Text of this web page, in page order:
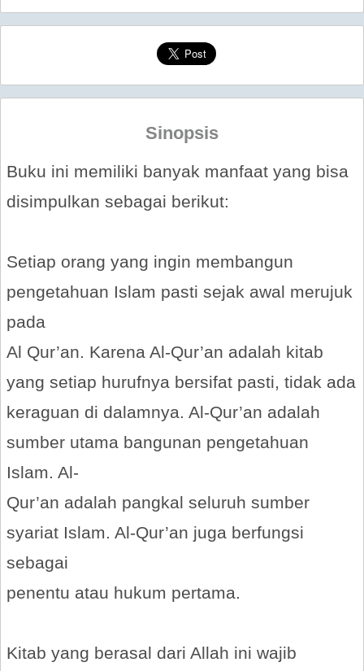
Sinopsis
Buku ini memiliki banyak manfaat yang bisa
disimpulkan sebagai berikut:
Setiap orang yang ingin membangun
pengetahuan Islam pasti sejak awal merujuk
pada
Al Qur’an. Karena Al-Qur’an adalah kitab
yang setiap hurufnya bersifat pasti, tidak ada
keraguan di dalamnya. Al-Qur’an adalah
sumber utama bangunan pengetahuan
Islam. Al-
Qur’an adalah pangkal seluruh sumber
syariat Islam. Al-Qur’an juga berfungsi
sebagai
penentu atau hukum pertama.
Kitab yang berasal dari Allah ini wajib